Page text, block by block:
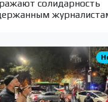
солидарность